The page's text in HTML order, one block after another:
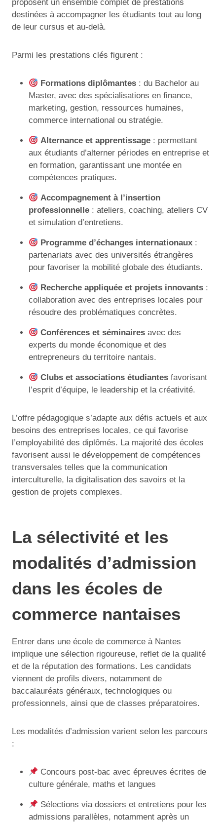
proposent un ensemble complet de prestations
destinées à accompagner les étudiants tout au long
de leur cursus et au-delà.
Parmi les prestations clés figurent :
Formations diplômantes : du Bachelor au
Master, avec des spécialisations en finance,
marketing, gestion, ressources humaines,
commerce international ou stratégie.
Alternance et apprentissage : permettant
aux étudiants d’alterner périodes en entreprise et
en formation, garantissant une montée en
compétences pratiques.
Accompagnement à l’insertion
professionnelle : ateliers, coaching, ateliers CV
et simulation d’entretiens.
Programme d’échanges internationaux :
partenariats avec des universités étrangères
pour favoriser la mobilité globale des étudiants.
Recherche appliquée et projets innovants :
collaboration avec des entreprises locales pour
résoudre des problématiques concrètes.
Conférences et séminaires avec des
experts du monde économique et des
entrepreneurs du territoire nantais.
Clubs et associations étudiantes favorisant
l’esprit d’équipe, le leadership et la créativité.
L’offre pédagogique s’adapte aux défis actuels et aux
besoins des entreprises locales, ce qui favorise
l’employabilité des diplômés. La majorité des écoles
favorisent aussi le développement de compétences
transversales telles que la communication
interculturelle, la digitalisation des savoirs et la
gestion de projets complexes.
La sélectivité et les
modalités d’admission
dans les écoles de
commerce nantaises
Entrer dans une école de commerce à Nantes
implique une sélection rigoureuse, reflet de la qualité
et de la réputation des formations. Les candidats
viennent de profils divers, notamment de
baccalauréats généraux, technologiques ou
professionnels, ainsi que de classes préparatoires.
Les modalités d’admission varient selon les parcours
:
Concours post-bac avec épreuves écrites de
culture générale, maths et langues
Sélections via dossiers et entretiens pour les
admissions parallèles, notamment après un